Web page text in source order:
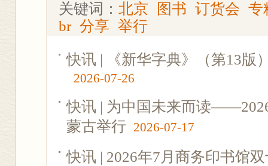
关键词： 北京 图书 订货会 专
br 分享 举行
快讯 | 《新华字典》（第13版
2026-07-26
快讯 | 为中国未来而读
蒙古举行 2026-07-17
快讯 | 2026年7月商务印书馆